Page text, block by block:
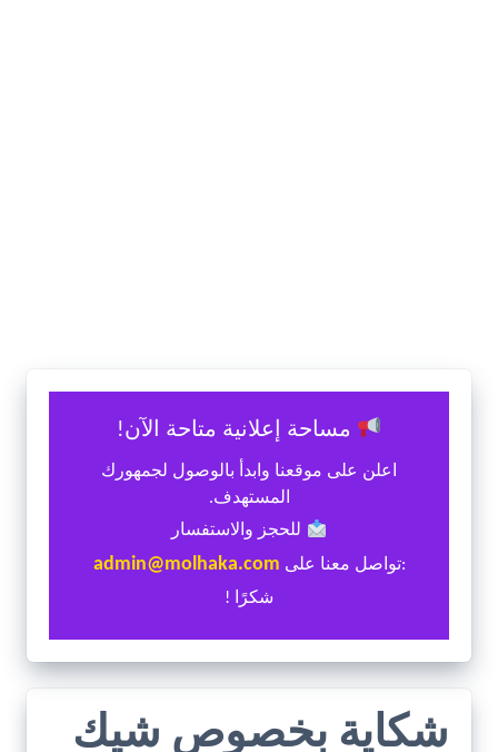
مساحة إعلانية متاحة الآن!
اعلن على موقعنا وابدأ بالوصول لجمهورك
المستهدف.
للحجز والاستفسار
:تواصل معنا على admin@molhaka.com
شكرًا !
شكاية بخصوص شيك